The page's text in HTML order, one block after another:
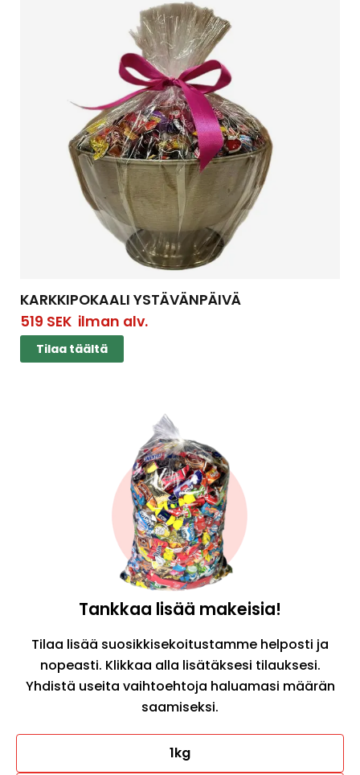
KARKKIPOKAALI YSTÄVÄNPÄIVÄ
519 SEKilman alv.
Tilaa täältä
Tankkaa lisää makeisia!
Tilaa lisää suosikkisekoitustamme helposti ja
nopeasti. Klikkaa alla lisätäksesi tilauksesi.
Yhdistä useita vaihtoehtoja haluamasi määrän
saamiseksi.
1kg